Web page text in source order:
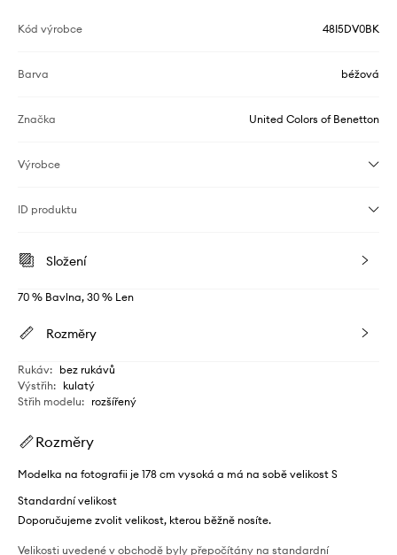
Kód výrobce 48I5DV0BK
Barva béžová
Značka United Colors of Benetton
Výrobce
ID produktu
Složení
70 % Bavlna, 30 % Len
Rozměry
Rukáv: bez rukávů
Výstřih: kulatý
Střih modelu: rozšířený
Rozměry
Modelka na fotografii je 178 cm vysoká a má na sobě velikost S
Standardní velikost
Doporučujeme zvolit velikost, kterou běžně nosíte.
Velikosti uvedené v obchodě byly přepočítány na standardní